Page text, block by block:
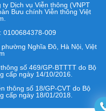
Dịch vụ Viễn thông (VNPT
Bưu chính Viễn thông Việt
0100684378-009
Nghĩa Đô, Hà Nội, Việt
số 469/GP-BTTTT do Bộ
cấp ngày 14/10/2016.
thông số 18/GP-CVT do Bộ
cấp ngày 18/01/2018.